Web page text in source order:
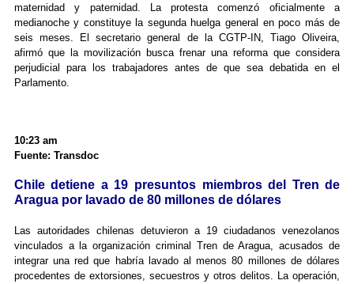
maternidad y paternidad. La protesta comenzó oficialmente a
medianoche y constituye la segunda huelga general en poco más de
seis meses. El secretario general de la CGTP-IN, Tiago Oliveira,
afirmó que la movilización busca frenar una reforma que considera
perjudicial para los trabajadores antes de que sea debatida en el
Parlamento.
10:23 am
Fuente: Transdoc
Chile detiene a 19 presuntos miembros del Tren de
Aragua por lavado de 80 millones de dólares
Las autoridades chilenas detuvieron a 19 ciudadanos venezolanos
vinculados a la organización criminal Tren de Aragua, acusados de
integrar una red que habría lavado al menos 80 millones de dólares
procedentes de extorsiones, secuestros y otros delitos. La operación,